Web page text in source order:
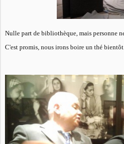
Nulle part de bibliothèque, mais personne
C'est promis, nous irons boire un thé